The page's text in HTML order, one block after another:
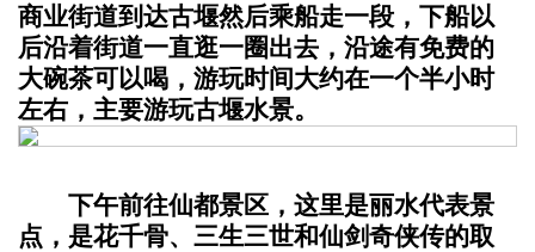
商业街道到达古堰然后乘船走一段，下船以
后沿着街道一直逛一圈出去，沿途有免费的
大碗茶可以喝，游玩时间大约在一个半小时
左右，主要游玩古堰水景。
下午前往仙都景区，这里是丽水代表景
点，是花千骨、三生三世和仙剑奇侠传的取